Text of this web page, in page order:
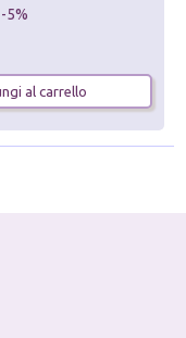
-5%
al carrello